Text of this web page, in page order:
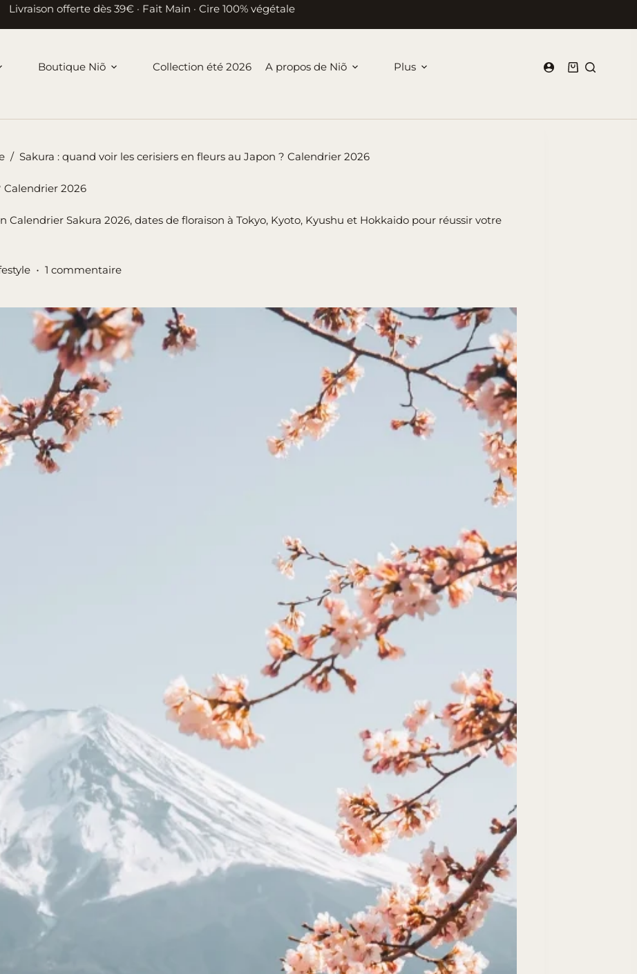
Livraison offerte dès 39€ · Fait Main · Cire 100% végétale
Boutique Niõ Collection été 2026 A propos de Niõ Plus
Panier
/ Sakura : quand voir les cerisiers en fleurs au Japon ? Calendrier 2026
Calendrier 2026
Calendrier Sakura 2026, dates de floraison à Tokyo, Kyoto, Kyushu et Hokkaido pour réussir votre
1 commentaire